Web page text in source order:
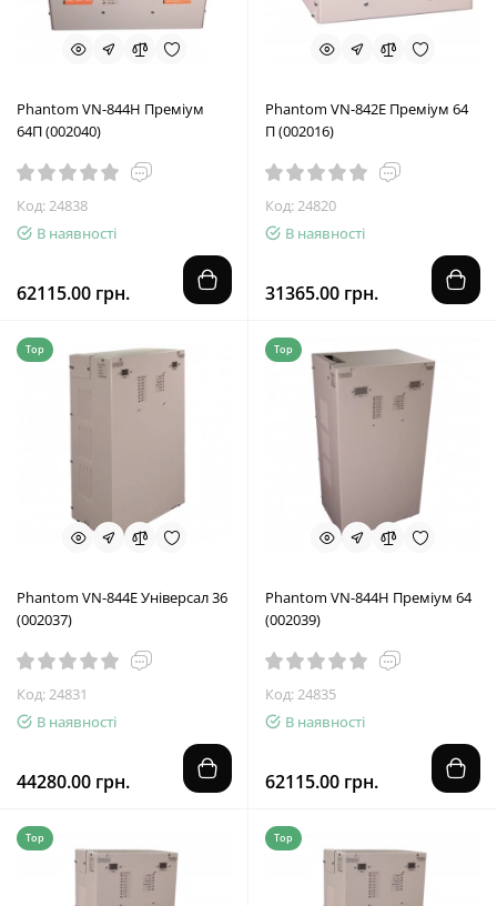
Phantom VN-844Н Преміум
64П (002040)
Код: 24838
В наявності
62115.00 грн.
Phantom VN-842E Преміум 64
П (002016)
Код: 24820
В наявності
31365.00 грн.
Top
Phantom VN-844E Універсал 36
(002037)
Код: 24831
В наявності
44280.00 грн.
Top
Phantom VN-844Н Преміум 64
(002039)
Код: 24835
В наявності
62115.00 грн.
Top Top